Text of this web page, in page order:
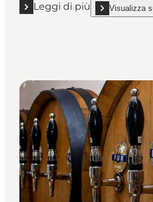
Leggi di più
Leggi di più "SamsøVisualizza
show Samsø